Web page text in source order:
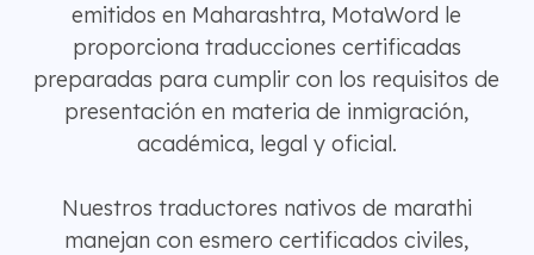
emitidos en Maharashtra, MotaWord le
proporciona traducciones certificadas
preparadas para cumplir con los requisitos de
presentación en materia de inmigración,
académica, legal y oficial.
Nuestros traductores nativos de marathi
manejan con esmero certificados civiles,